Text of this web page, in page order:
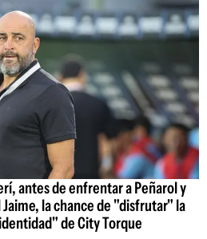
antes de enfrentar a Peñarol y
la chance de "disfrutar" la
de City Torque